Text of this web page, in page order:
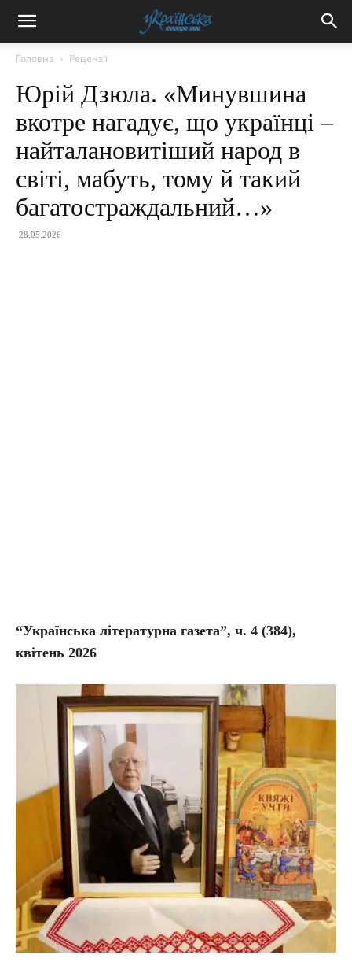
Головна Рецензії
Юрій Дзюла. «Минувшина
вкотре нагадує, що українці –
найталановитіший народ в
світі, мабуть, тому й такий
багатостраждальний…»
28.05.2026
“Українська літературна газета”, ч. 4 (384),
квітень 2026